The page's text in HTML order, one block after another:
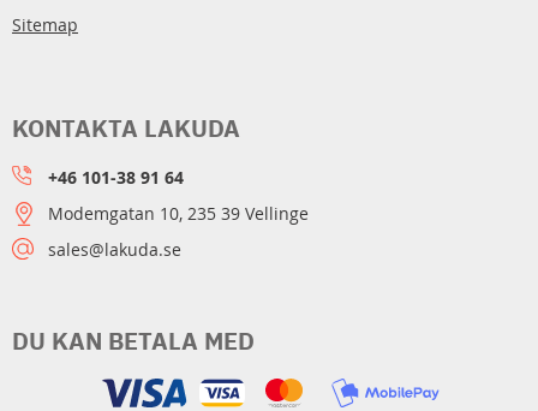
Sitemap
DU KAN BETALA MED
KONTAKTA LAKUDA
+46 101-38 91 64
Modemgatan 10, 235 39 Vellinge
sales@lakuda.se